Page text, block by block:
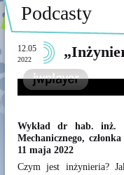
Podcasty
12.05
2022
Wykład dr hab. inż.
Mechanicznego,
11 maja 2022
Czym jest inżynieria?